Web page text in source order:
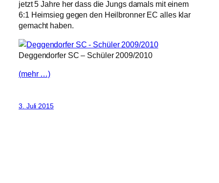
jetzt 5 Jahre her dass die Jungs damals mit einem
6:1 Heimsieg gegen den Heilbronner EC alles klar
gemacht haben.
Deggendorfer SC – Schüler 2009/2010
(mehr …)
3. Juli 2015